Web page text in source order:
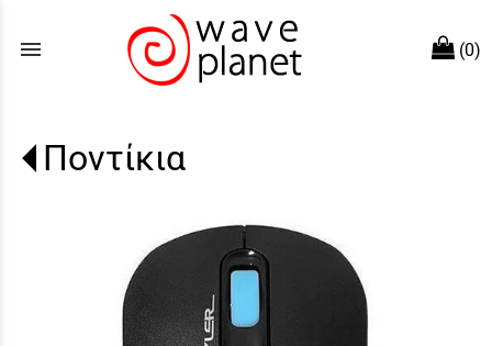
menu (0)
Ποντίκια